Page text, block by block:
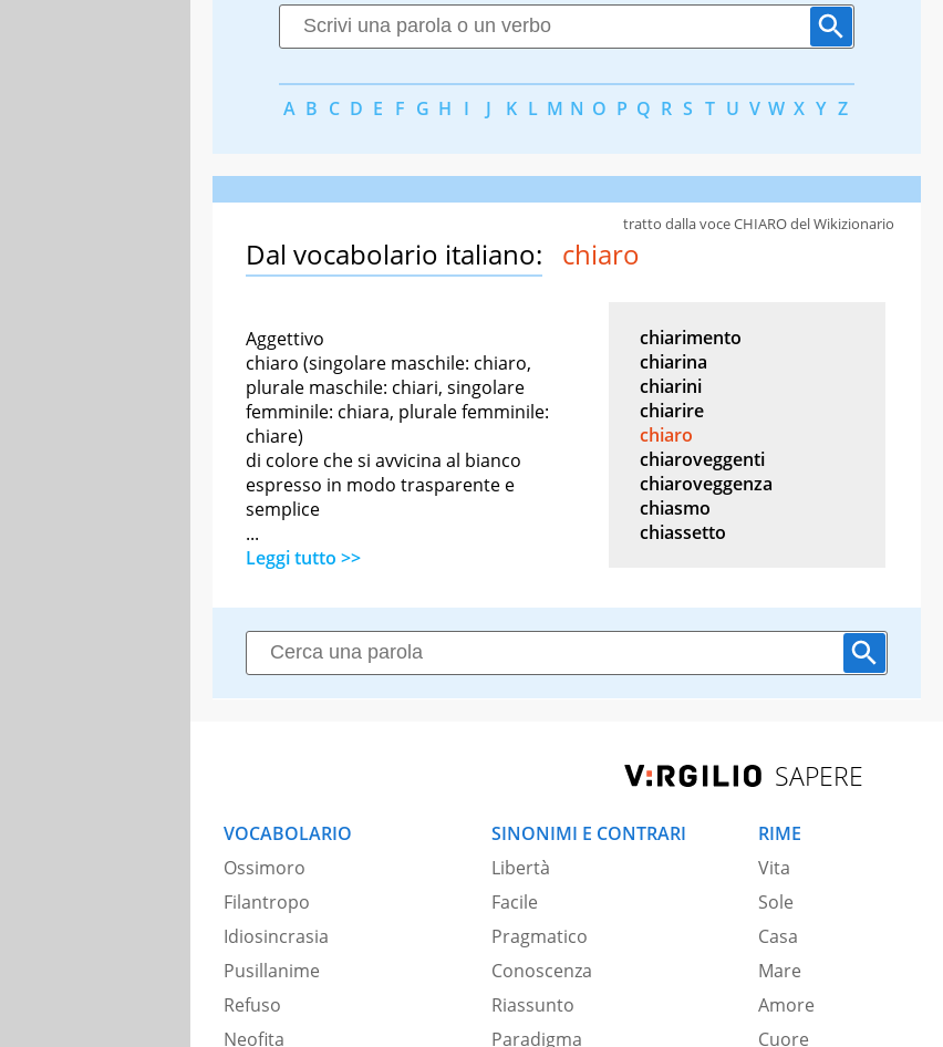
A B C D E F G H I J K L M N O P Q R S T U V W X Y Z
Dal vocabolario italiano: chiaro
tratto dalla voce CHIARO del Wikizionario
Aggettivo
chiaro (singolare maschile: chiaro,
plurale maschile: chiari, singolare
femminile: chiara, plurale femminile:
chiare)
di colore che si avvicina al bianco
espresso in modo trasparente e
semplice
...
Leggi tutto >>
chiarimento
chiarina
chiarini
chiarire
chiaro
chiaroveggenti
chiaroveggenza
chiasmo
chiassetto
SAPERE
VOCABOLARIO
Ossimoro
Filantropo
Idiosincrasia
Pusillanime
Refuso
Neofita
SINONIMI E CONTRARI
Libertà
Facile
Pragmatico
Conoscenza
Riassunto
Paradigma
RIME
Vita
Sole
Casa
Mare
Amore
Cuore